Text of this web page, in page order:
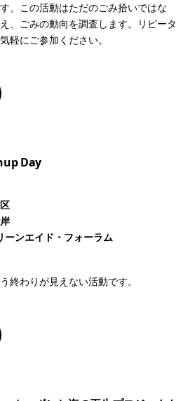
。この活動はただのごみ拾いではな
、ごみの動向を調査します。リピータ
軽にご参加ください。
Day
ンエイド・フォーラム
終わりが見えない活動です。